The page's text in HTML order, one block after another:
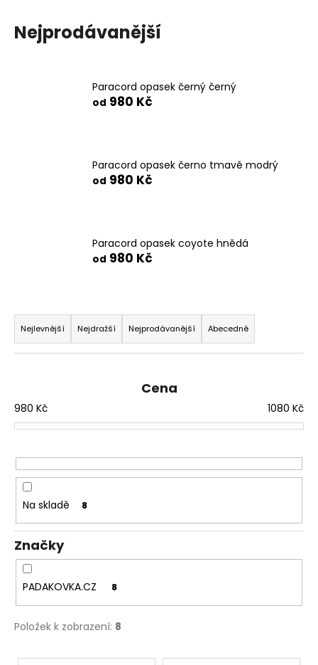
Nejprodávanější
Paracord opasek černý černý
od 980 Kč
Paracord opasek černo tmavě modrý
od 980 Kč
Paracord opasek coyote hnědá
od 980 Kč
Ř
a
z
í
p
o
d
u
k
t
ů
Nejlevnější Nejdražší Nejprodávanější Abecedně
Cena
980 Kč 1080 Kč
Na skladě 8
Značky
PADAKOVKA.CZ 8
Položek k zobrazení: 8